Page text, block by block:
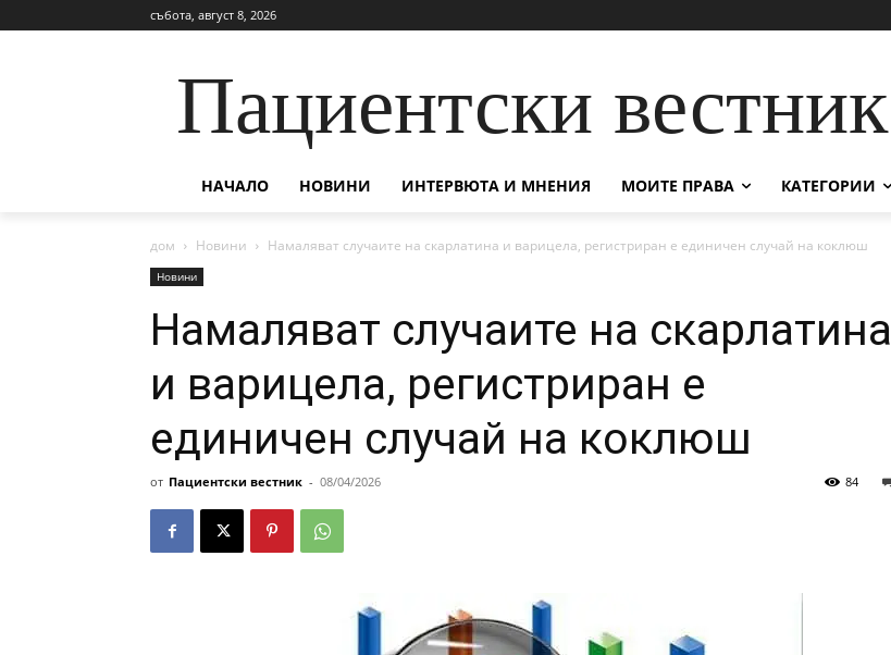
събота, август 8, 2026
Пациентски вестник
НАЧАЛО НОВИНИ ИНТЕРВЮТА И МНЕНИЯ МОИТЕ ПРАВА КАТЕГОРИИ
дом Новини Намаляват случаите на скарлатина и варицела, регистриран е единичен случай на коклюш
Новини
Намаляват случаите на скарлатина
и варицела, регистриран е
единичен случай на коклюш
от Пациентски вестник - 08/04/2026 84